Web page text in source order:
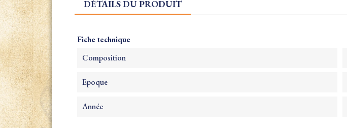
DÉTAILS DU PRODUIT
Fiche technique
Composition
Epoque
Année